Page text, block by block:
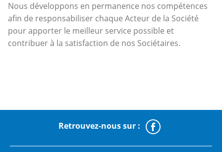
Nous développons en permanence nos compétences
afin de responsabiliser chaque Acteur de la Société
pour apporter le meilleur service possible et
contribuer à la satisfaction de nos Sociétaires.
Retrouvez-nous sur :